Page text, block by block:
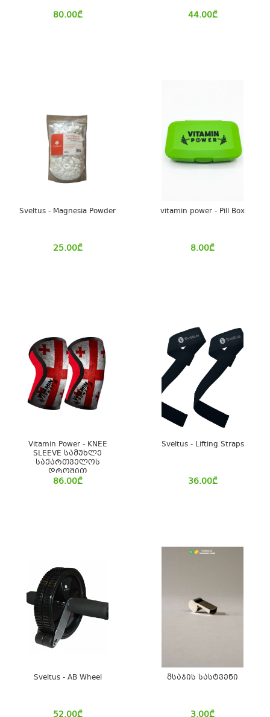
80.00₾ 44.00₾
Sveltus - Magnesia Powder
25.00₾
vitamin power - Pill Box
8.00₾
Vitamin Power - KNEE
SLEEVE სამუხლე
საქართველოს
დროშით
86.00₾
Sveltus - Lifting Straps
36.00₾
Sveltus - AB Wheel მსაჯის სასტვენი